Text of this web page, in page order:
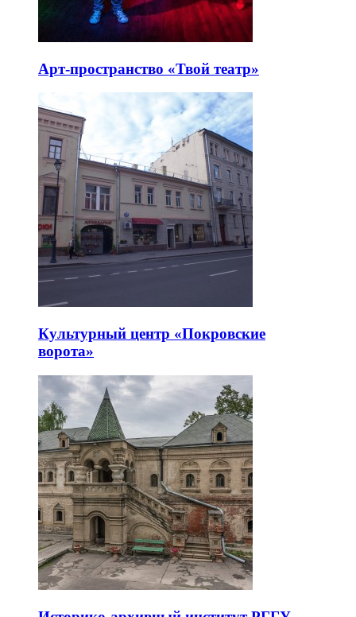
Арт-пространство «Твой театр»
Культурный центр «Покровские
ворота»